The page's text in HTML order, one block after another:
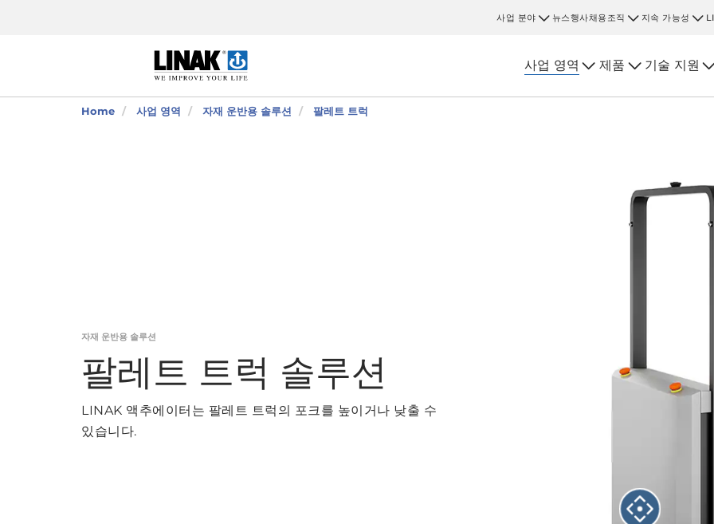
사업 분야 뉴스행사채용 조직 지속 가능성
사업 영역 제품 기술 지원
Home 사업 영역 자재 운반용 솔루션 팔레트 트럭
자재 운반용 솔루션
팔레트 트럭 솔루션
LINAK 액추에이터는 팔레트 트럭의 포크를 높이거나 낮출 수
있습니다.